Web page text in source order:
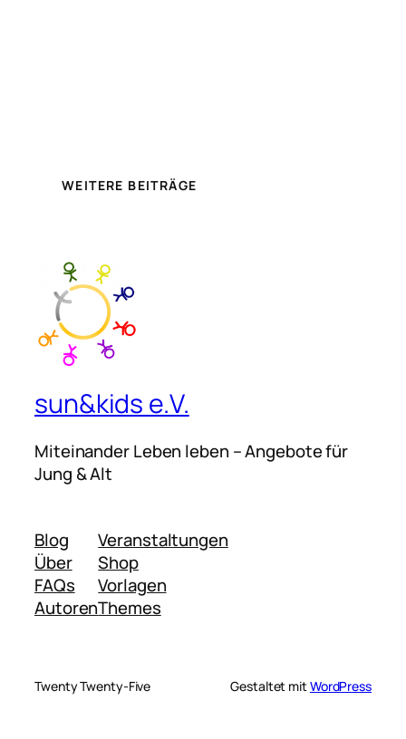
WEITERE BEITRÄGE
sun&kids e.V.
Miteinander Leben leben – Angebote für
Jung & Alt
Blog
Über
FAQs
Autoren
Veranstaltungen
Shop
Vorlagen
Themes
Twenty Twenty-Five Gestaltet mitWordPress